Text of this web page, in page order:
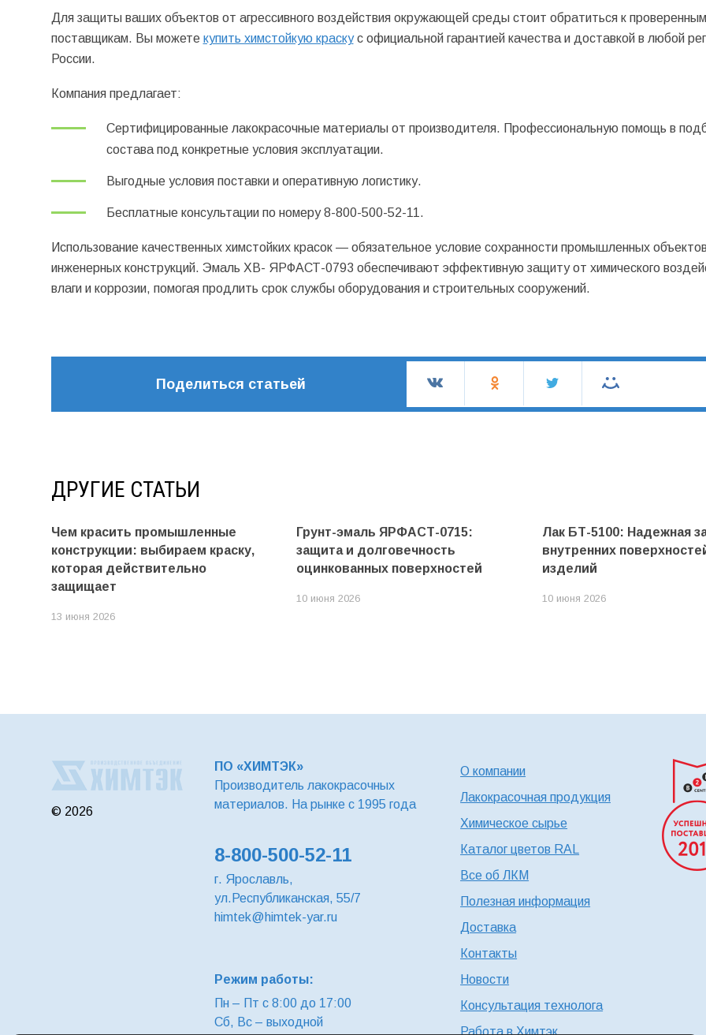
Для защиты ваших объектов от агрессивного воздействия окружающей среды стоит обратиться к проверенным
поставщикам. Вы можете купить химстойкую краскус официальной гарантией качества и доставкой в любой
России.
Компания предлагает:
Сертифицированные лакокрасочные материалы от производителя. Профессиональную помощь в
состава под конкретные условия эксплуатации.
Выгодные условия поставки и оперативную логистику.
Бесплатные консультации по номеру8-800-500-52-11 .
Использование качественных химстойких красок — обязательное условие сохранности промышленных
инженерных конструкций. Эмаль ХВ- ЯРФАСТ-0793 обеспечивают эффективную защиту от химического
влаги и коррозии, помогая продлить срок службы оборудования и строительных сооружений.
Поделиться статьей
ДРУГИЕ СТАТЬИ
Чем красить промышленные
конструкции: выбираем краску,
которая действительно
защищает
13 июня 2026
Грунт-эмаль ЯРФАСТ-0715:
защита и долговечность
оцинкованных поверхностей
10 июня 2026
Лак БТ-5100: Надежная
внутренних
изделий
10 июня 2026
© 2026
ПО «ХИМТЭК»
Производитель лакокрасочных
материалов. На рынке с 1995 года
8-800-500-52-11
г. Ярославль,
ул.Республиканская, 55/7
himtek@himtek-yar.ru
Режим работы:
Пн – Пт с 8:00 до 17:00
Сб, Вс – выходной
О компании
Лакокрасочная продукция
Химическое сырье
Каталог цветов RAL
Все об ЛКМ
Полезная информация
Доставка
Контакты
Новости
Консультация технолога
Работа в Химтэк